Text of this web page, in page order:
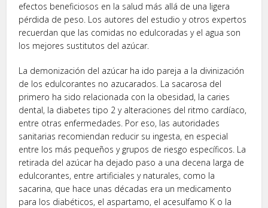
efectos beneficiosos en la salud más allá de una ligera
pérdida de peso. Los autores del estudio y otros expertos
recuerdan que las comidas no edulcoradas y el agua son
los mejores sustitutos del azúcar.
La demonización del azúcar ha ido pareja a la divinización
de los edulcorantes no azucarados. La sacarosa del
primero ha sido relacionada con la obesidad, la caries
dental, la diabetes tipo 2 y alteraciones del ritmo cardíaco,
entre otras enfermedades. Por eso, las autoridades
sanitarias recomiendan reducir su ingesta, en especial
entre los más pequeños y grupos de riesgo específicos. La
retirada del azúcar ha dejado paso a una decena larga de
edulcorantes, entre artificiales y naturales, como la
sacarina, que hace unas décadas era un medicamento
para los diabéticos, el aspartamo, el acesulfamo K o la